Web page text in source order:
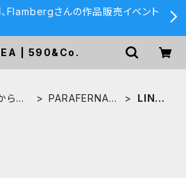
Flambergさんの作品販売イベント
| 590&Co.
ら探
PARAFERNALI
LINE